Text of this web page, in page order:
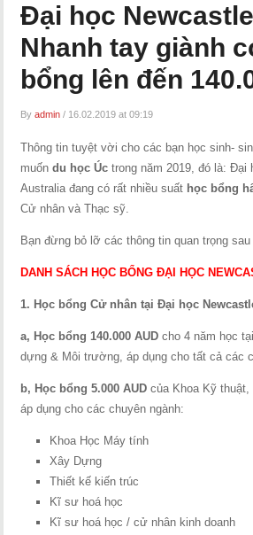
Đại học
Nhanh tay giành
bổng lên đến
Byadmin / 16.02.2019 at 09:19
Thông tin tuyệt vời cho các bạn học sinh-
muốndu học Úc trong năm 2019, đó là: Đại
Australia đang có rất nhiều suất học bổng
Cử nhân và Thạc sỹ.
Bạn đừng bỏ lỡ các thông tin quan trọng
DANH SÁCH HỌC BỔNG ĐẠI HỌC
1. Học bổng Cử nhân tại Đại học
a, Học bổng 140.000 AUDcho 4 năm học
dựng & Môi trường, áp dụng cho tất cả các
b, Học bổng 5.000 AUDcủa Khoa Kỹ
áp dụng cho các chuyên ngành:
Khoa Học Máy tính
Xây Dựng
Thiết kế kiến trúc
Kĩ sư hoá học
Kĩ sư hoá học / cử nhân kinh doanh